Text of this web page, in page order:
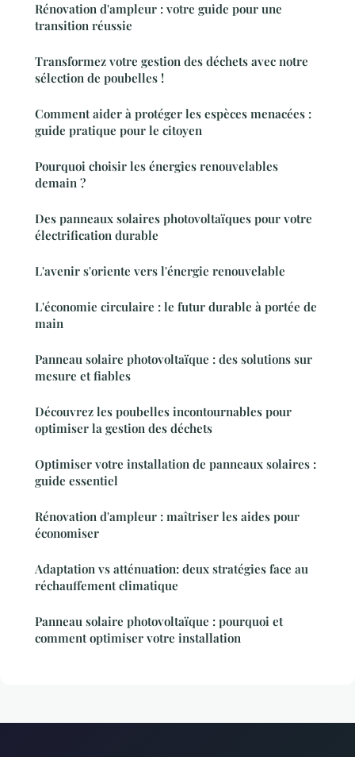
Rénovation d'ampleur : votre guide pour une
transition réussie
Transformez votre gestion des déchets avec notre
sélection de poubelles !
Comment aider à protéger les espèces menacées :
guide pratique pour le citoyen
Pourquoi choisir les énergies renouvelables
demain ?
Des panneaux solaires photovoltaïques pour votre
électrification durable
L'avenir s'oriente vers l'énergie renouvelable
L'économie circulaire : le futur durable à portée de
main
Panneau solaire photovoltaïque : des solutions sur
mesure et fiables
Découvrez les poubelles incontournables pour
optimiser la gestion des déchets
Optimiser votre installation de panneaux solaires :
guide essentiel
Rénovation d'ampleur : maîtriser les aides pour
économiser
Adaptation vs atténuation: deux stratégies face au
réchauffement climatique
Panneau solaire photovoltaïque : pourquoi et
comment optimiser votre installation